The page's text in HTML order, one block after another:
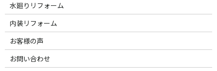
水廻りリフォーム
内装リフォーム
お客様の声
お問い合わせ